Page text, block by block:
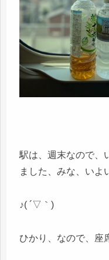
駅は、週末なので、
ました、みな、いよ
♪( ´▽｀)
ひかり、なので、座